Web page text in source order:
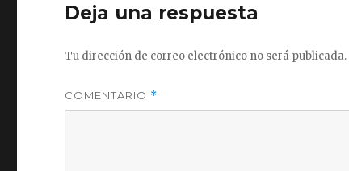
Deja una respuesta
Tu dirección de correo electrónico no será publicada.
COMENTARIO *